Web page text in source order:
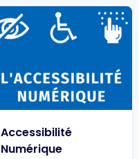
Accessibilité
Numérique